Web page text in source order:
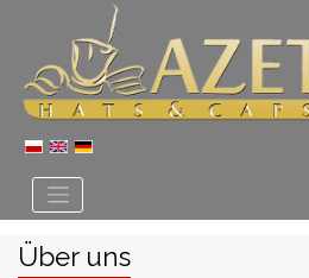
Über uns